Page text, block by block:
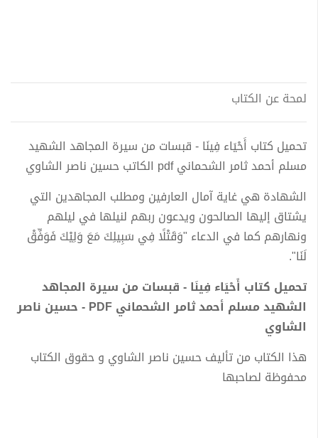
لمحة عن الكتاب
تحميل كتاب أَحْيَاء فِينَا - قبسات من سيرة المجاهد الشهيد
مسلم أحمد ثامر الشحماني pdf الكاتب حسين ناصر الشاوي
الشهادة هي غاية آمال العارفين ومطلب المجاهدين التي
يشتاق إليها الصالحون ويدعون ربهم لنيلها في ليلهم
ونهارهم كما في الدعاء "وَقَتْلًا فِي سَبِيلِكَ مَعَ وَلِيْكَ فَوَفِّقْ
لَنَا".
تحميل كتاب أَحْيَاء فِينَا - قبسات من سيرة المجاهد
الشهيد مسلم أحمد ثامر الشحماني PDF - حسين ناصر
الشاوي
هذا الكتاب من تأليف حسين ناصر الشاوي و حقوق الكتاب
محفوظة لصاحبها